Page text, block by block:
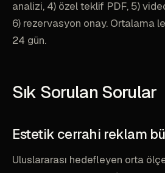
analizi, 4) özel teklif PDF, 5)
6) rezervasyon onay. Ortalama
24 gün.
Sık Sorulan Sorular
Estetik cerrahi reklam
Uluslararası hedefleyen orta